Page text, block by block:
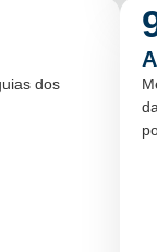
dos